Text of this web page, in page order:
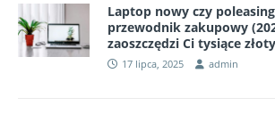
Laptop nowy czy
przewodnik zakupowy
zaoszczędzi Ci tysiące
17 lipca, 2025 admin